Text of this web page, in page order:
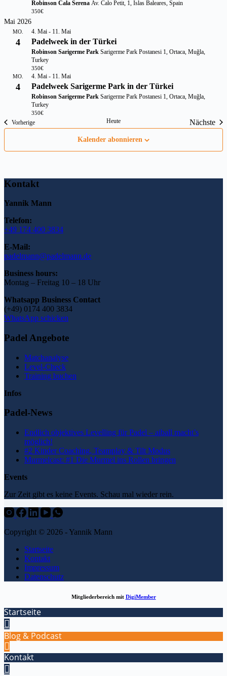
Robinson Cala Serena Av. Calo Petit, 1, Islas Baleares, Spain
350€
Mai 2026
MO.
4 Padelweek in der Türkei
4. Mai - 11. Mai
Robinson Sarigerme Park Sarigerme Park Postanesi 1, Ortaca, Muğla,
Turkey
350€
MO.
4 Padelweek Sarigerme Park in der Türkei
4. Mai - 11. Mai
Robinson Sarigerme Park Sarigerme Park Postanesi 1, Ortaca, Muğla,
Turkey
350€
VorherigeVeranstaltungen Heute
Nächste
Kalender abonnieren
Kontakt
Yannik Mann
Telefon:
+49 174 400 3834
E-Mail:
padelmann@padelmann.de
Business hours:
Montag – Freitag 10 – 18 Uhr
Whatsapp Business Contact
(+49) 0174 400 3834
WhatsApp schicken
Padel Angebote
Matchanalyse
Level-Check
Training buchen
Infos
Padel-News
Endlich objektives Levelling für Padel – aiball macht’s
möglich!
#2 Kinder Coaching, Teamplay & Tilt Modus
Murmelcast: #1 Die Murmel ins Rollen bringen
Events
Zur Zeit gibt es keine Events. Schau mal wieder rein.
Copyright © 2026 - Yannik Mann
Startseite
Kontakt
Impressum
Datenschutz
Mitgliederbereich mit DigiMember
Startseite
Blog & Podcast
Kontakt